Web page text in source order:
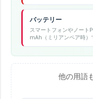
バッテリー
スマートフォンやノート
mAh（ミリアンペア時）
他の用語